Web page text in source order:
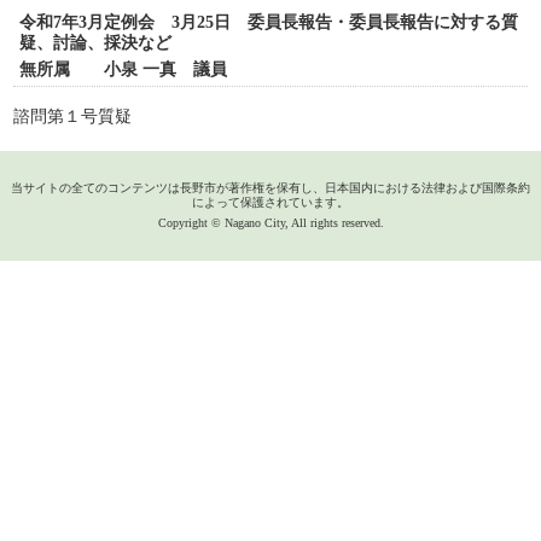
令和7年3月定例会 3月25日 委員長報告・委員長報告に対する質
疑、討論、採決など
無所属 小泉 一真 議員
諮問第１号質疑
当サイトの全てのコンテンツは長野市が著作権を保有し、日本国内における法律および国際条約
によって保護されています。
Copyright © Nagano City, All rights reserved.